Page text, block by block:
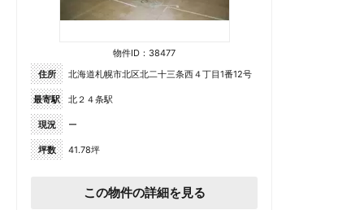
物件ID：38477
住所
北海道札幌市北区北二十三条西４丁目1番12号
最寄駅 北２４条駅
現況 ー
坪数 41.78坪
この物件の詳細を見る